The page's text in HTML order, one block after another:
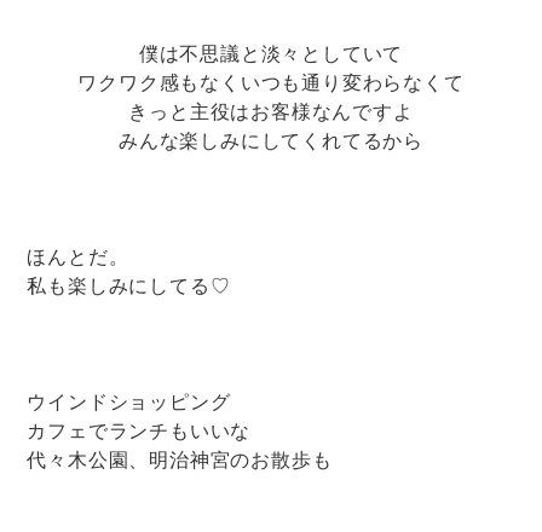
僕は不思議と淡々としていて
ワクワク感もなくいつも通り変わらなくて
きっと主役はお客様なんですよ
みんな楽しみにしてくれてるから
ほんとだ。
私も楽しみにしてる♡
ウインドショッピング
カフェでランチもいいな
代々木公園、明治神宮のお散歩も